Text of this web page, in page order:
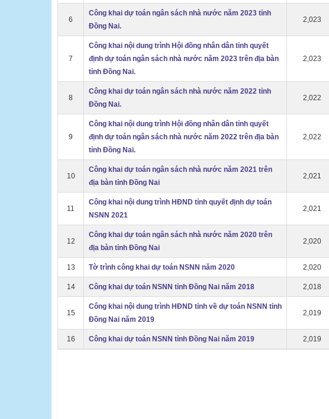
6
Công khai dự toán ngân sách nhà nước năm 2023 tỉnh
Đồng Nai.
2,023
7
Công khai nội dung trình Hội đồng nhân dân tỉnh quyết
định dự toán ngân sách nhà nước năm 2023 trên địa bàn
tỉnh Đồng Nai.
2,023
8
Công khai dự toán ngân sách nhà nước năm 2022 tỉnh
Đồng Nai.
2,022
9
Công khai nội dung trình Hội đồng nhân dân tỉnh quyết
định dự toán ngân sách nhà nước năm 2022 trên địa bàn
tỉnh Đồng Nai.
2,022
10
Công khai dự toán ngân sách nhà nước năm 2021 trên
địa bàn tỉnh Đồng Nai
2,021
11
Công khai nội dung trình HĐND tỉnh quyết định dự toán
NSNN 2021
2,021
12
Công khai dự toán ngân sách nhà nước năm 2020 trên
địa bàn tỉnh Đồng Nai
2,020
13 Tờ trình công khai dự toán NSNN năm 2020 2,020
14 Công khai dự toán NSNN tỉnh Đồng Nai năm 2018 2,018
15
Công khai nội dung trình HĐND tỉnh về dự toán NSNN tỉnh
Đồng Nai năm 2019
2,019
16 Công khai dự toán NSNN tỉnh Đồng Nai năm 2019 2,019